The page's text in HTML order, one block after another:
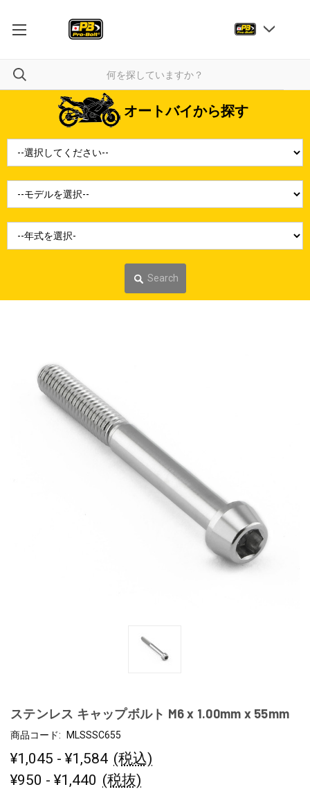
オートバイから探す
Search
ステンレス キャップボルト M6 x 1.00mm x 55mm
商品コード: MLSSSC655
¥1,045 - ¥1,584 (税込)
¥950 - ¥1,440 (税抜)